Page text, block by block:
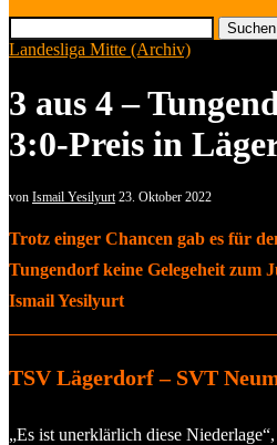
Suchen
Landesliga Mitte (Archiv)
3 aus 4 –
3:0-Preis in
von Ismail Yesilyurt 23. Oktober 2022
Trotz einger Chancen gab es für
Tungendorf keine Gelegeheit zum
Ismail Yesilyurt
TSV Lägerdorf – SVT
„Es ist unerklärlich diese